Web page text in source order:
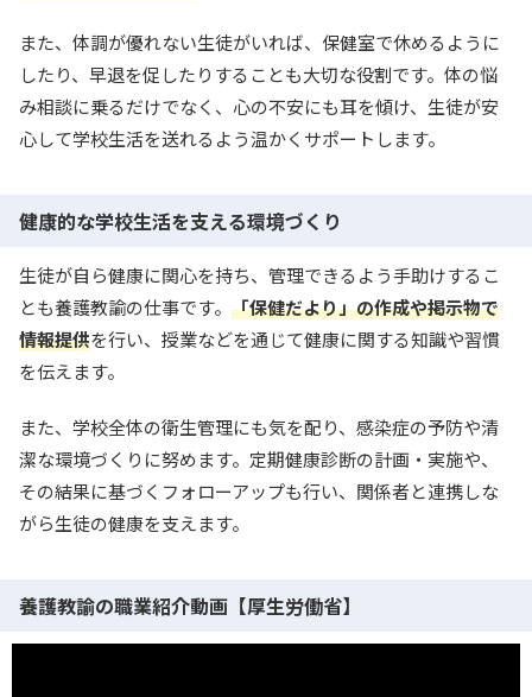
また、体調が優れない生徒がいれば、保健室で休めるように
したり、早退を促したりすることも大切な役割です。体の悩
み相談に乗るだけでなく、心の不安にも耳を傾け、生徒が安
心して学校生活を送れるよう温かくサポートします。
健康的な学校生活を支える環境づくり
生徒が自ら健康に関心を持ち、管理できるよう手助けするこ
とも養護教諭の仕事です。 「保健だより」の作成や掲示物で
情報提供を行い、授業などを通じて健康に関する知識や習慣
を伝えます。
また、学校全体の衛生管理にも気を配り、感染症の予防や清
潔な環境づくりに努めます。定期健康診断の計画・実施や、
その結果に基づくフォローアップも行い、関係者と連携しな
がら生徒の健康を支えます。
養護教諭の職業紹介動画【厚生労働省】